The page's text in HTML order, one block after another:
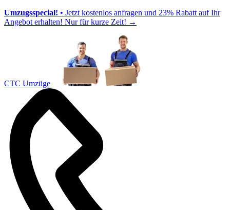
Umzugsspecial! • Jetzt kostenlos anfragen und 23% Rabatt auf Ihr
Angebot erhalten! Nur für kurze Zeit! →
CTC Umzüge